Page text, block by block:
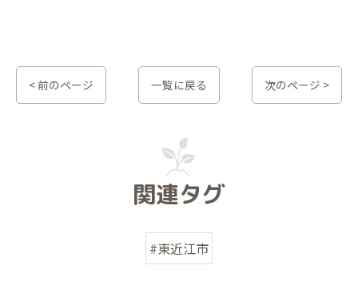
< 前のページ 一覧に戻る 次のページ >
関連タグ
#東近江市